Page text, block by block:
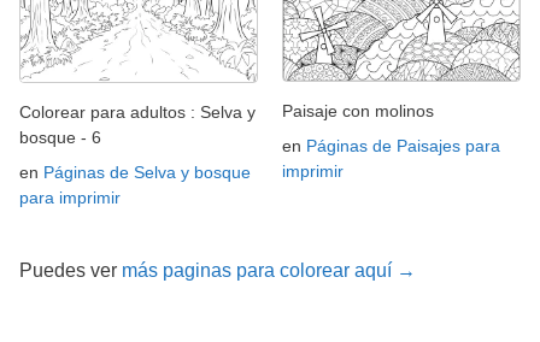
Colorear para adultos : Selva y
bosque - 6
en Páginas de Selva y bosque
para imprimir
Paisaje con molinos
en Páginas de Paisajes para
imprimir
Puedes ver más paginas para colorear aquí →